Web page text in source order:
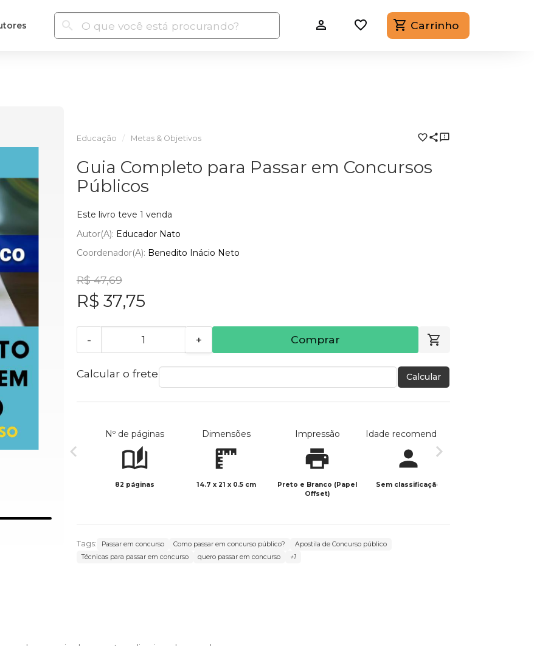
Carrinho
Educação Metas & Objetivos
Guia Completo para Passar em Concursos
Públicos
Este livro teve 1 venda
Autor(a): Educador Nato
Coordenador(a): Benedito Inácio Neto
R$ 47,69
R$ 37,75
- + Comprar
Calcular o frete Calcular
Nº de páginas
82 páginas
Dimensões
14.7 x 21 x 0.5 cm
Impressão
Preto e Branco (Papel
Offset)
Idade recomendada
Sem classificação
Tags: Passar em concurso Como passar em concurso público?
Apostila de Concurso público
Técnicas para passar em concurso
quero passar em concurso +1